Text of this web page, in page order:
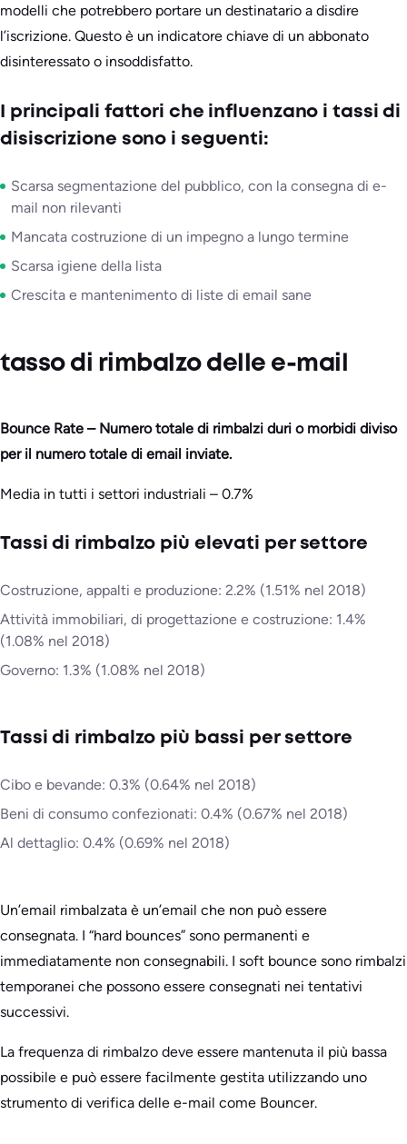
modelli che potrebbero portare un destinatario a disdire
l’iscrizione. Questo è un indicatore chiave di un abbonato
disinteressato o insoddisfatto.
I principali fattori che influenzano i tassi di
disiscrizione sono i seguenti:
Scarsa segmentazione del pubblico, con la consegna di e-
mail non rilevanti
Mancata costruzione di un impegno a lungo termine
Scarsa igiene della lista
Crescita e mantenimento di liste di email sane
tasso di rimbalzo delle e-mail
Bounce Rate – Numero totale di rimbalzi duri o morbidi diviso
per il numero totale di email inviate.
Media in tutti i settori industriali – 0.7%
Tassi di rimbalzo più elevati per settore
Costruzione, appalti e produzione: 2.2% (1.51% nel 2018)
Attività immobiliari, di progettazione e costruzione: 1.4%
(1.08% nel 2018)
Governo: 1.3% (1.08% nel 2018)
Tassi di rimbalzo più bassi per settore
Cibo e bevande: 0.3% (0.64% nel 2018)
Beni di consumo confezionati: 0.4% (0.67% nel 2018)
Al dettaglio: 0.4% (0.69% nel 2018)
Un’email rimbalzata è un’email che non può essere
consegnata. I “hard bounces” sono permanenti e
immediatamente non consegnabili. I soft bounce sono rimbalzi
temporanei che possono essere consegnati nei tentativi
successivi.
La frequenza di rimbalzo deve essere mantenuta il più bassa
possibile e può essere facilmente gestita utilizzando uno
strumento di verifica delle e-mail come Bouncer.